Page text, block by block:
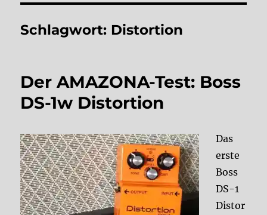
Schlagwort: Distortion
Der AMAZONA-Test: Boss
DS-1w Distortion
Das
erste
Boss
DS-1
Distor